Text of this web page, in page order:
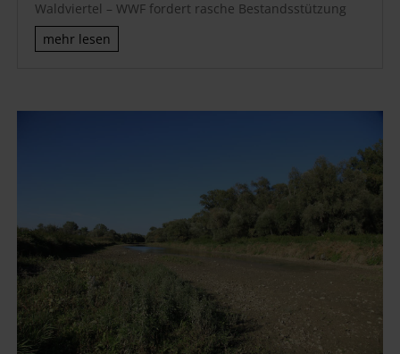
Waldviertel – WWF fordert rasche Bestandsstützung
mehr lesen